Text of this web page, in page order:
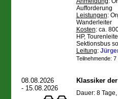
Aufforderung
Leistungen:
Wanderleiter
Kosten: ca.
HP,
Sektionsbus
Leitung:
Teilnehmende:
08.08.2026
- 15.08.2026
Klassiker
Dauer: 8